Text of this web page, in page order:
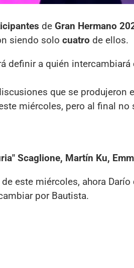
de Gran Hermano
siendo solo cuatro de ellos.
definir a quién intercambiará
que se produjeron
miércoles, pero al final no
Scaglione, Martín Ku,
este miércoles, ahora Darío
por Bautista.